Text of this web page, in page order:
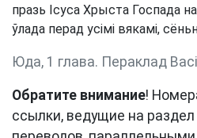
празь Ісуса Хрыста Госпада
ўлада перад усімі вякамі,
Юда, 1 глава. Пераклад
Обратите внимание!
ссылки, ведущие на